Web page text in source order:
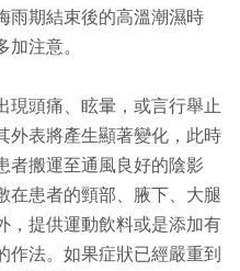
雨期結束後的高溫潮濕時
注意。
現頭痛、眩暈，或言行舉止
外表將產生顯著變化，此時
者搬運至通風良好的陰影
在患者的頸部、腋下、大腿
，提供運動飲料或是添加有
作法。如果症狀已經嚴重到